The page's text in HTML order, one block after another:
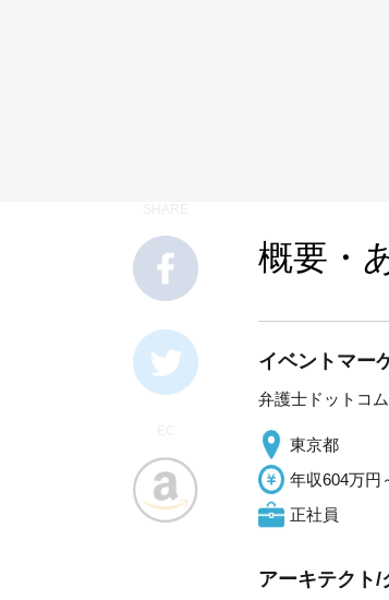
概要・
イベントマー
弁護士ドットコ
東京都
年収604万円
正社員
アーキテクト/